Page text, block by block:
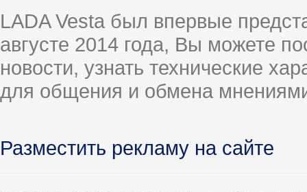
LADA Vesta был впервые
августе 2014 года, Вы можете
новости, узнать технические
для общения и обмена
Разместить рекламу на сайте